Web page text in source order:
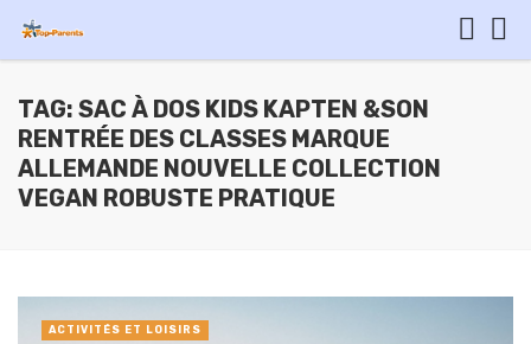
TAG: SAC À DOS KIDS KAPTEN &SON
RENTRÉE DES CLASSES MARQUE
ALLEMANDE NOUVELLE COLLECTION
VEGAN ROBUSTE PRATIQUE
ACTIVITÉS ET LOISIRS